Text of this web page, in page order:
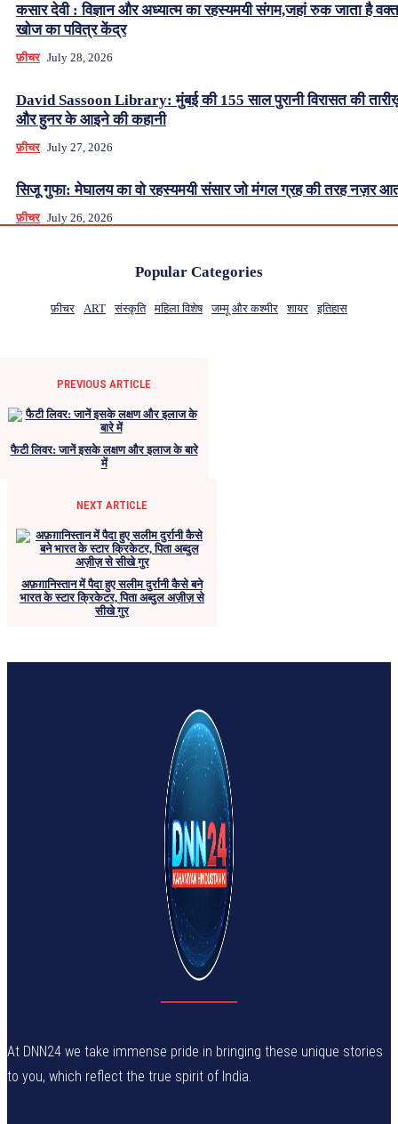
कसार देवी : विज्ञान और अध्यात्म का रहस्यमयी संगम,जहां रुक जाता है
खोज का पवित्र केंद्र
फ़ीचर July 28, 2026
David Sassoon Library: मुंबई की 155 साल पुरानी विरासत की
और हुनर के आइने की कहानी
फ़ीचर July 27, 2026
सिजू गुफा: मेघालय का वो रहस्यमयी संसार जो मंगल ग्रह की तरह नज़र
फ़ीचर July 26, 2026
Popular Categories
फ़ीचर ART संस्कृति महिला विशेष जम्मू और कश्मीर शायर इतिहास
PREVIOUS ARTICLE
फैटी लिवर: जानें इसके लक्षण और इलाज के बारे
में
NEXT ARTICLE
अफ़ग़ानिस्तान में पैदा हुए सलीम दुर्रानी कैसे बने
भारत के स्टार क्रिकेटर, पिता अब्दुल अज़ीज़ से
सीखे गुर
At DNN24 we take immense pride in bringing these unique stories
to you, which reflect the true spirit of India.